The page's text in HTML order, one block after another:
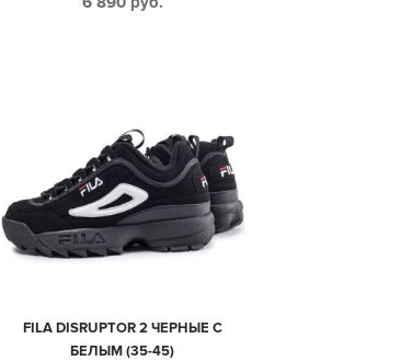
FILA DISRUPTOR 2 ЧЕРНЫЕ С
БЕЛЫМ (35-45)